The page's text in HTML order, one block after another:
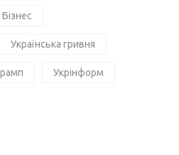
Бізнес
Українська гривня
Укрінформ